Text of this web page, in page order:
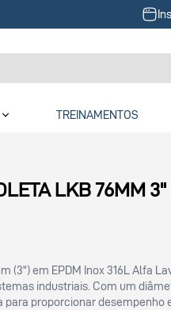
TREINAMENTOS
LKB 76MM
(3") em EPDM Inox 316L Alfa
industriais. Com um
proporcionar desempenho